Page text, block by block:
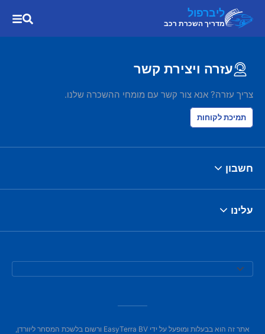
ליברפול
מדריך השכרת רכב
עזרה ויצירת קשר
צריך עזרה? אנא צור קשר עם מומחי ההשכרה שלנו.
תמיכת לקוחות
חשבון
עלינו
אתר זה הוא בבעלות ומופעל על ידי EasyTerra BV ורשום בלשכת המסחר ליוורדן,